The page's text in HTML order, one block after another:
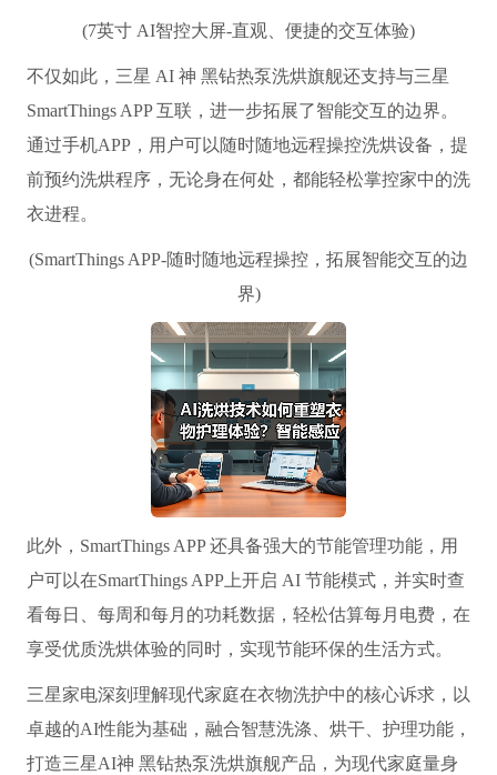
(7英寸 AI智控大屏-直观、便捷的交互体验)
不仅如此，三星 AI 神 黑钻热泵洗烘旗舰还支持与三星
SmartThings APP 互联，进一步拓展了智能交互的边界。
通过手机APP，用户可以随时随地远程操控洗烘设备，提
前预约洗烘程序，无论身在何处，都能轻松掌控家中的洗
衣进程。
(SmartThings APP-随时随地远程操控，拓展智能交互的边
界)
此外，SmartThings APP 还具备强大的节能管理功能，用
户可以在SmartThings APP上开启 AI 节能模式，并实时查
看每日、每周和每月的功耗数据，轻松估算每月电费，在
享受优质洗烘体验的同时，实现节能环保的生活方式。
三星家电深刻理解现代家庭在衣物洗护中的核心诉求，以
卓越的AI性能为基础，融合智慧洗涤、烘干、护理功能，
打造三星AI神 黑钻热泵洗烘旗舰产品，为现代家庭量身